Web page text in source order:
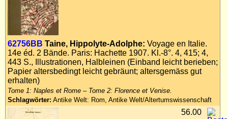
62756BB Taine, Hippolyte-Adolphe: Voyage en Italie.
14e éd. 2 Bände. Paris: Hachette 1907. Kl.-8°. 4, 415; 4,
443 S., Illustrationen, Halbleinen (Einband leicht berieben;
Papier altersbedingt leicht gebräunt; altersgemäss gut
erhalten)
Tome 1: Naples et Rome – Tome 2: Florence et Venise.
Schlagwörter: Antike Welt: Rom, Antike Welt/Altertumswissenschaft
56.00